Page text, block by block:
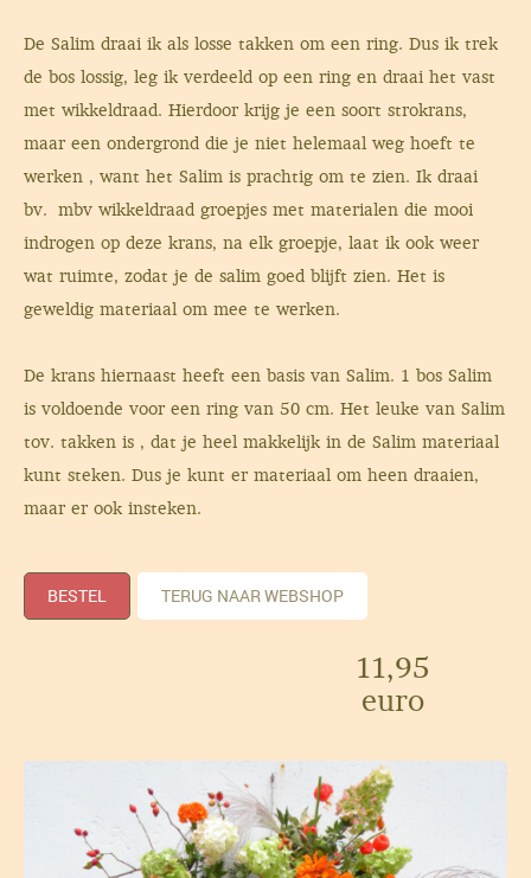
De Salim draai ik als losse takken om een ring. Dus ik trek
de bos lossig, leg ik verdeeld op een ring en draai het vast
met wikkeldraad. Hierdoor krijg je een soort strokrans,
maar een ondergrond die je niet helemaal weg hoeft te
werken , want het Salim is prachtig om te zien. Ik draai
bv. mbv wikkeldraad groepjes met materialen die mooi
indrogen op deze krans, na elk groepje, laat ik ook weer
wat ruimte, zodat je de salim goed blijft zien. Het is
geweldig materiaal om mee te werken.
De krans hiernaast heeft een basis van Salim. 1 bos Salim
is voldoende voor een ring van 50 cm. Het leuke van Salim
tov. takken is , dat je heel makkelijk in de Salim materiaal
kunt steken. Dus je kunt er materiaal om heen draaien,
maar er ook insteken.
BESTEL TERUG NAAR WEBSHOP
11,95
euro